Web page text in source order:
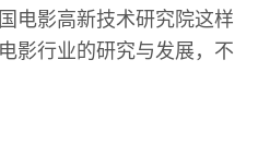
电影高新技术研究院这样
影行业的研究与发展，不